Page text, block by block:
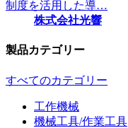
制度を活用した導…
株式会社光響
製品カテゴリー
すべてのカテゴリー
工作機械
機械工具/作業工具